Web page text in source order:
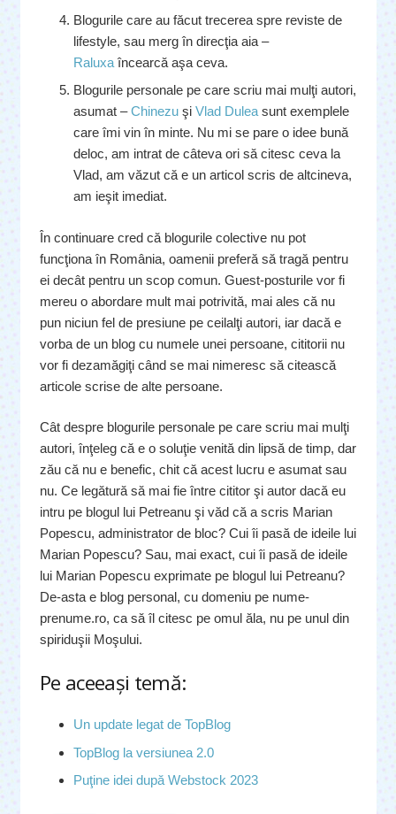
Blogurile care au făcut trecerea spre reviste de
lifestyle, sau merg în direcţia aia –
Raluxaîncearcă aşa ceva.
Blogurile personale pe care scriu mai mulţi autori,
asumat –Chinezuşi Vlad Duleasunt exemplele
care îmi vin în minte. Nu mi se pare o idee bună
deloc, am intrat de câteva ori să citesc ceva la
Vlad, am văzut că e un articol scris de altcineva,
am ieşit imediat.
În continuare cred că blogurile colective nu pot
funcţiona în România, oamenii preferă să tragă pentru
ei decât pentru un scop comun. Guest-posturile vor fi
mereu o abordare mult mai potrivită, mai ales că nu
pun niciun fel de presiune pe ceilalţi autori, iar dacă e
vorba de un blog cu numele unei persoane, cititorii nu
vor fi dezamăgiţi când se mai nimeresc să citească
articole scrise de alte persoane.
Cât despre blogurile personale pe care scriu mai mulţi
autori, înţeleg că e o soluţie venită din lipsă de timp, dar
zău că nu e benefic, chit că acest lucru e asumat sau
nu. Ce legătură să mai fie între cititor şi autor dacă eu
intru pe blogul lui Petreanu şi văd că a scris Marian
Popescu, administrator de bloc? Cui îi pasă de ideile lui
Marian Popescu? Sau, mai exact, cui îi pasă de ideile
lui Marian Popescu exprimate pe blogul lui Petreanu?
De-asta e blog personal, cu domeniu pe nume-
prenume.ro, ca să îl citesc pe omul ăla, nu pe unul din
spiriduşii Moşului.
Pe aceeaşi temă:
Un update legat de TopBlog
TopBlog la versiunea 2.0
Puţine idei după Webstock 2023